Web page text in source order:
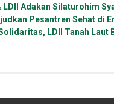
Adakan Silaturohim
Pesantren Sehat di
LDII Tanah Laut